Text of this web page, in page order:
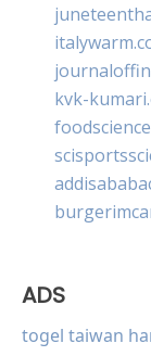
kvk-
ADS
togel taiwan